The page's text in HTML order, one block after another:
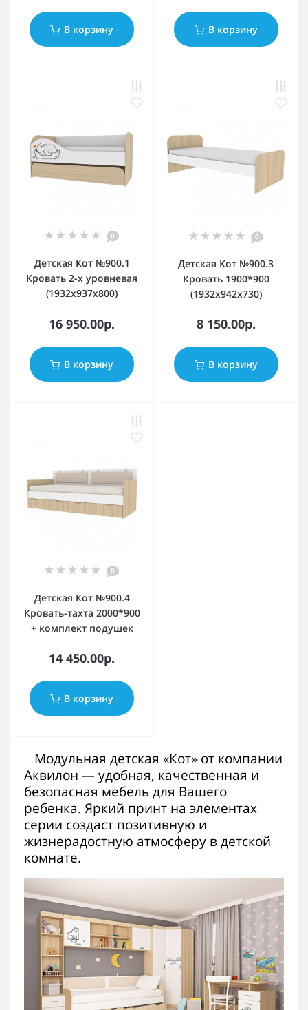
В корзину В корзину
0
Детская Кот №900.1
Кровать 2-х уровневая
(1932x937x800)
16 950.00р.
В корзину
0
Детская Кот №900.3
Кровать 1900*900
(1932x942x730)
8 150.00р.
В корзину
0
Детская Кот №900.4
Кровать-тахта 2000*900
+ комплект подушек
14 450.00р.
В корзину
Модульная детская «Кот» от компании
Аквилон — удобная, качественная и
безопасная мебель для Вашего
ребенка. Яркий принт на элементах
серии создаст позитивную и
жизнерадостную атмосферу в детской
комнате.